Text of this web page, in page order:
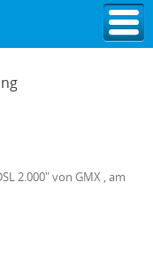
2.000" von GMX , am